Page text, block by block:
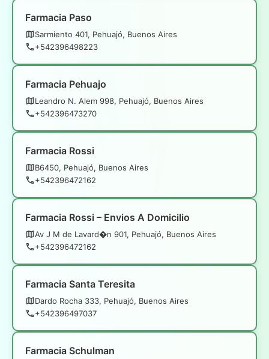
Farmacia Paso
Sarmiento 401, Pehuajó, Buenos Aires
+542396498223
Farmacia Pehuajo
Leandro N. Alem 998, Pehuajó, Buenos Aires
+542396473270
Farmacia Rossi
B6450, Pehuajó, Buenos Aires
+542396472162
Farmacia Rossi – Envios A Domicilio
Av J M de Lavard�n 901, Pehuajó, Buenos Aires
+542396472162
Farmacia Santa Teresita
Dardo Rocha 333, Pehuajó, Buenos Aires
+542396497037
Farmacia Schulman